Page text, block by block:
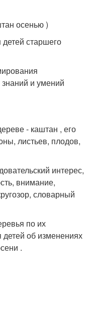
осенью )
детей старшего
знаний и умений
- каштан , его
листьев, плодов,
интерес,
внимание,
словарный
по их
об изменениях
.